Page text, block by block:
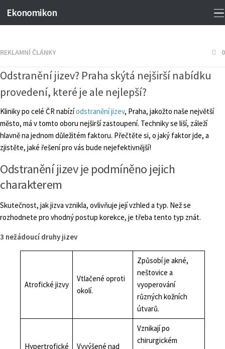
Ekonomikon
REKLAMNÍ ČLÁNKY 0
Odstranění jizev? Praha skýtá nejširší nabídku
provedení, které je ale nejlepší?
Kliniky po celé ČR nabízíodstranění jizev, Praha, jakožto naše největší
město, má v tomto oboru nejširší zastoupení. Techniky se liší, záleží
hlavně na jednom důležitém faktoru. Přečtěte si, o jaký faktor jde, a
zjistěte, jaké řešení pro vás bude nejefektivnější!
Odstranění jizev je podmíněno jejich
charakterem
Skutečnost, jak jizva vznikla, ovlivňuje její vzhled a typ. Než se
rozhodnete pro vhodný postup korekce, je třeba tento typ znát.
3 nežádoucí druhy jizev
Atrofické jizvy
Vtlačené oproti
okolí.
Způsobí je akné,
neštovice a
vyoperování
různých kožních
útvarů.
Hypertrofické
Vyvýšené nad
Vznikají po
chirurgickém